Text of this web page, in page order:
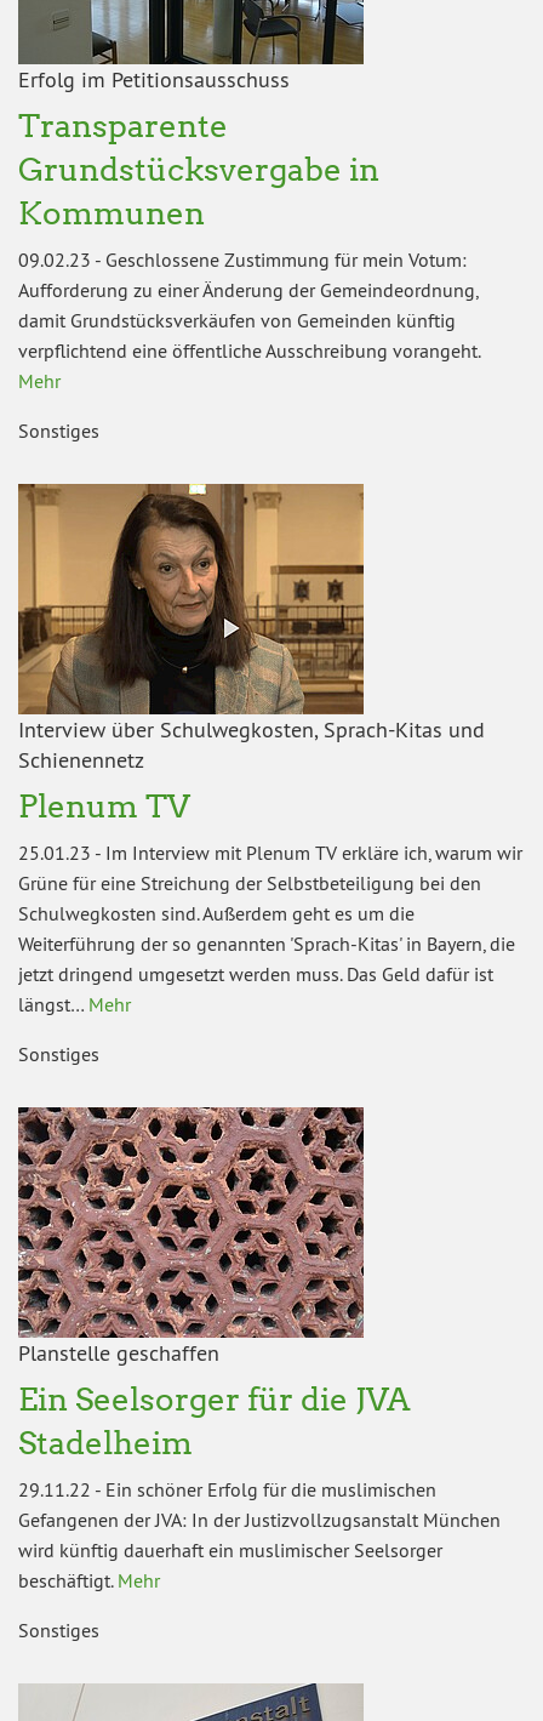
Erfolg im Petitionsausschuss
Transparente
Grundstücksvergabe in
Kommunen
09.02.23 - Geschlossene Zustimmung für mein Votum:
Aufforderung zu einer Änderung der Gemeindeordnung,
damit Grundstücksverkäufen von Gemeinden künftig
verpflichtend eine öffentliche Ausschreibung vorangeht.
Mehr
Sonstiges
Interview über Schulwegkosten, Sprach-Kitas und
Schienennetz
Plenum TV
25.01.23 - Im Interview mit Plenum TV erkläre ich, warum wir
Grüne für eine Streichung der Selbstbeteiligung bei den
Schulwegkosten sind. Außerdem geht es um die
Weiterführung der so genannten 'Sprach-Kitas' in Bayern, die
jetzt dringend umgesetzt werden muss. Das Geld dafür ist
längst… Mehr
Sonstiges
Planstelle geschaffen
Ein Seelsorger für die JVA
Stadelheim
29.11.22 - Ein schöner Erfolg für die muslimischen
Gefangenen der JVA: In der Justizvollzugsanstalt München
wird künftig dauerhaft ein muslimischer Seelsorger
beschäftigt. Mehr
Sonstiges